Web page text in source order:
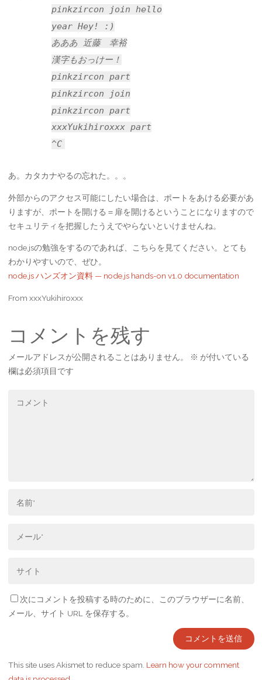
pinkzircon join hello
year Hey! :)
あああ 近藤 幸裕
漢字もおっけー！
pinkzircon part
pinkzircon join
pinkzircon part
xxxYukihiroxxx part
^C
あ。カタカナやるの忘れた。。。
外部からのアクセス可能にしたい場合は、ポートをあける必要があ
りますが、ポートを開ける＝扉を開けるということになりますので
セキュリティを把握したうえでやらないといけませんね。
node.jsの勉強をするのであれば、こちらを見てください。とても
わかりやすいので、ぜひ。
node.js ハンズオン資料 — node.js hands-on v1.0 documentation
From xxxYukihiroxxx
コメントを残す
メールアドレスが公開されることはありません。 ※ が付いている
欄は必須項目です
次にコメントを投稿する時のために、このブラウザーに名前、
メール、サイト URL を保存する。
This site uses Akismet to reduce spam. Learn how your comment